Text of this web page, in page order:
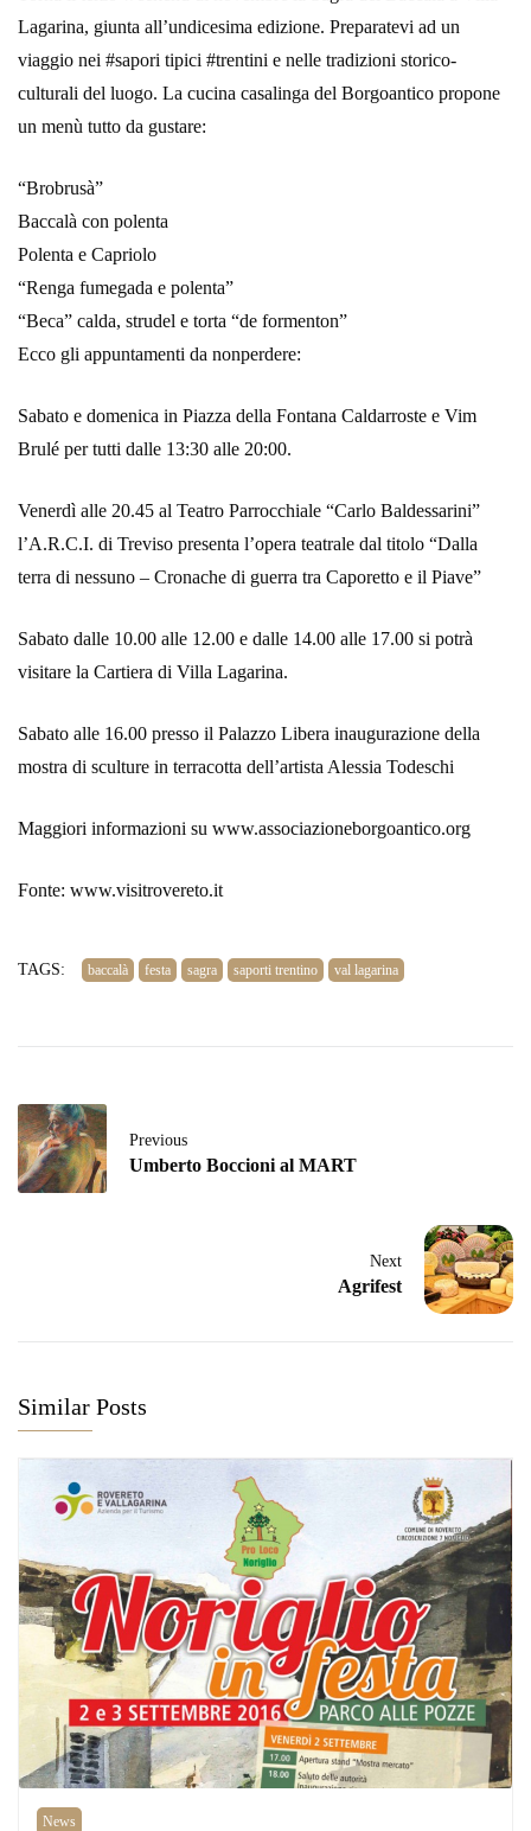
Lagarina, giunta all’undicesima edizione. Preparatevi ad un
viaggio nei #sapori tipici #trentini e nelle tradizioni storico-
culturali del luogo. La cucina casalinga del Borgoantico propone
un menù tutto da gustare:
“Brobrusà”
Baccalà con polenta
Polenta e Capriolo
“Renga fumegada e polenta”
“Beca” calda, strudel e torta “de formenton”
Ecco gli appuntamenti da nonperdere:
Sabato e domenica in Piazza della Fontana Caldarroste e Vim
Brulé per tutti dalle 13:30 alle 20:00.
Venerdì alle 20.45 al Teatro Parrocchiale “Carlo Baldessarini”
l’A.R.C.I. di Treviso presenta l’opera teatrale dal titolo “Dalla
terra di nessuno – Cronache di guerra tra Caporetto e il Piave”
Sabato dalle 10.00 alle 12.00 e dalle 14.00 alle 17.00 si potrà
visitare la Cartiera di Villa Lagarina.
Sabato alle 16.00 presso il Palazzo Libera inaugurazione della
mostra di sculture in terracotta dell’artista Alessia Todeschi
Maggiori informazioni su www.associazioneborgoantico.org
Fonte: www.visitrovereto.it
TAGS: baccalà festa sagra saporti trentino val lagarina
Previous
Umberto Boccioni al MART
Next
Agrifest
Similar Posts
News